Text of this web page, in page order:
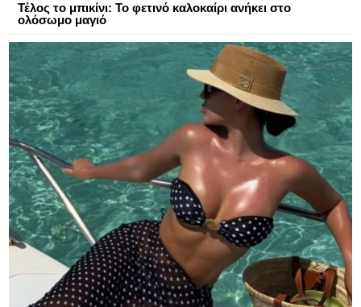
Τέλος τo μπικίνι: To φετινό καλοκαίρι ανήκει στο
ολόσωμο μαγιό